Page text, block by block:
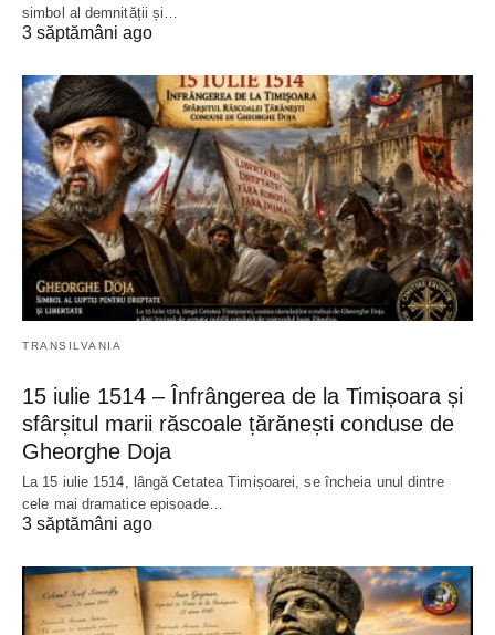
simbol al demnității și…
3 săptămâni ago
TRANSILVANIA
15 iulie 1514 – Înfrângerea de la Timișoara și
sfârșitul marii răscoale țărănești conduse de
Gheorghe Doja
La 15 iulie 1514, lângă Cetatea Timișoarei, se încheia unul dintre
cele mai dramatice episoade…
3 săptămâni ago